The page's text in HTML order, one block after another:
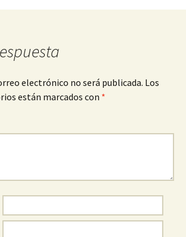
electrónico no será publicada. Los
están marcados con *